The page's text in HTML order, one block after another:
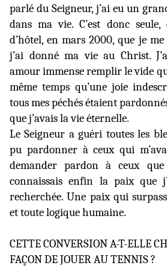
parlé du Seigneur, j’ai eu un
dans ma vie. C’est donc
d’hôtel, en mars 2000, que je
j’ai donné ma vie au Christ.
amour immense remplir le vide
même temps qu’une joie
tous mes péchés étaient
que j’avais la vie éternelle.
Le Seigneur a guéri toutes les
pu pardonner à ceux qui
demander pardon à ceux que
connaissais enfin la paix que
recherchée. Une paix qui
et toute logique humaine.
CETTE CONVERSION A-T-ELLE
FAÇON DE JOUER AU TENNIS ?